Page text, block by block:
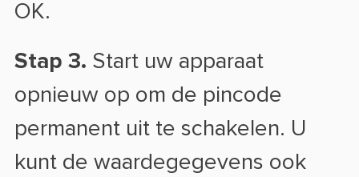
OK.
Stap 3. Start uw apparaat
opnieuw op om de pincode
permanent uit te schakelen. U
kunt de waardegegevens ook